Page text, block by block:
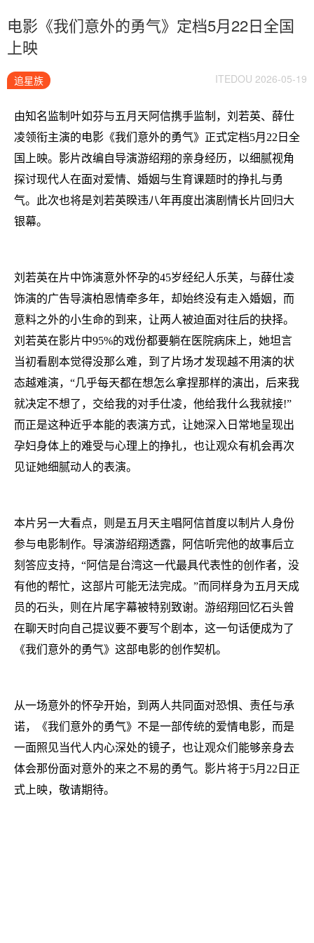
电影《我们意外的勇气》定档5月22日全国
上映
追星族 ITEDOU 2026-05-19
由知名监制叶如芬与五月天阿信携手监制，刘若英、薛仕
凌领衔主演的电影《我们意外的勇气》正式定档5月22日全
国上映。影片改编自导演游绍翔的亲身经历，以细腻视角
探讨现代人在面对爱情、婚姻与生育课题时的挣扎与勇
气。此次也将是刘若英睽违八年再度出演剧情长片回归大
银幕。
刘若英在片中饰演意外怀孕的45岁经纪人乐芙，与薛仕凌
饰演的广告导演柏恩情牵多年，却始终没有走入婚姻，而
意料之外的小生命的到来，让两人被迫面对往后的抉择。
刘若英在影片中95%的戏份都要躺在医院病床上，她坦言
当初看剧本觉得没那么难，到了片场才发现越不用演的状
态越难演，“几乎每天都在想怎么拿捏那样的演出，后来我
就决定不想了，交给我的对手仕凌，他给我什么我就接!”
而正是这种近乎本能的表演方式，让她深入日常地呈现出
孕妇身体上的难受与心理上的挣扎，也让观众有机会再次
见证她细腻动人的表演。
本片另一大看点，则是五月天主唱阿信首度以制片人身份
参与电影制作。导演游绍翔透露，阿信听完他的故事后立
刻答应支持，“阿信是台湾这一代最具代表性的创作者，没
有他的帮忙，这部片可能无法完成。”而同样身为五月天成
员的石头，则在片尾字幕被特别致谢。游绍翔回忆石头曾
在聊天时向自己提议要不要写个剧本，这一句话便成为了
《我们意外的勇气》这部电影的创作契机。
从一场意外的怀孕开始，到两人共同面对恐惧、责任与承
诺，《我们意外的勇气》不是一部传统的爱情电影，而是
一面照见当代人内心深处的镜子，也让观众们能够亲身去
体会那份面对意外的来之不易的勇气。影片将于5月22日正
式上映，敬请期待。